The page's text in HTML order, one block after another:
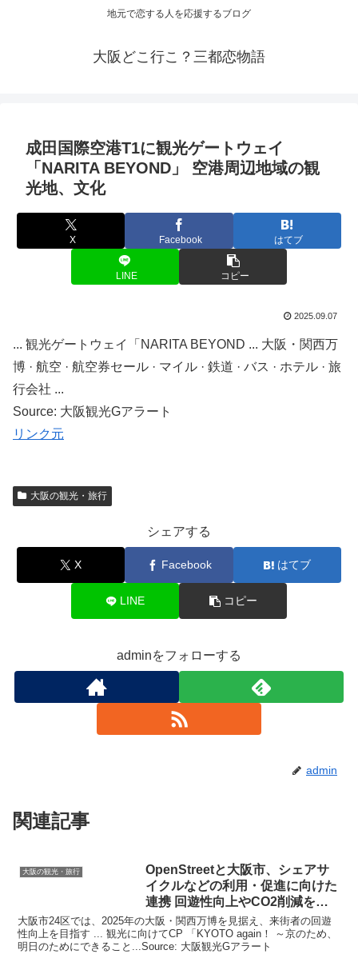
地元で恋する人を応援するブログ
大阪どこ行こ？三都恋物語
成田国際空港T1に観光ゲートウェイ
「NARITA BEYOND」 空港周辺地域の観
光地、文化
X Facebook はてブ
LINE コピー
2025.09.07
... 観光ゲートウェイ「NARITA BEYOND ... 大阪・関西万
博 · 航空 · 航空券セール · マイル · 鉄道 · バス · ホテル · 旅
行会社 ...
Source: 大阪観光Gアラート
リンク元
大阪の観光・旅行
シェアする
X Facebook はてブ
LINE コピー
adminをフォローする
admin
関連記事
大阪の観光・旅行 OpenStreetと大阪市、シェアサ
イクルなどの利用・促進に向けた
連携 回遊性向上やCO2削減を目
指す
大阪市24区では、2025年の大阪・関西万博を見据え、来街者の回遊
性向上を目指す ... 観光に向けてCP 「KYOTO again！ ～京のため、
明日のためにできること...Source: 大阪観光Gアラート